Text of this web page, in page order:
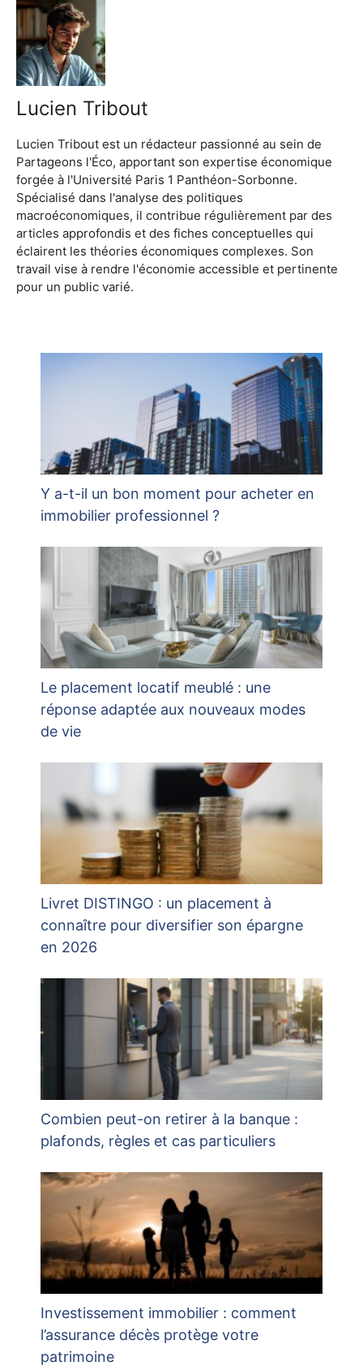
Lucien Tribout
Lucien Tribout est un rédacteur passionné au sein de
Partageons l'Éco, apportant son expertise économique
forgée à l'Université Paris 1 Panthéon-Sorbonne.
Spécialisé dans l'analyse des politiques
macroéconomiques, il contribue régulièrement par des
articles approfondis et des fiches conceptuelles qui
éclairent les théories économiques complexes. Son
travail vise à rendre l'économie accessible et pertinente
pour un public varié.
Y a-t-il un bon moment pour acheter en
immobilier professionnel ?
Le placement locatif meublé : une
réponse adaptée aux nouveaux modes
de vie
Livret DISTINGO : un placement à
connaître pour diversifier son épargne
en 2026
Combien peut-on retirer à la banque :
plafonds, règles et cas particuliers
Investissement immobilier : comment
l’assurance décès protège votre
patrimoine